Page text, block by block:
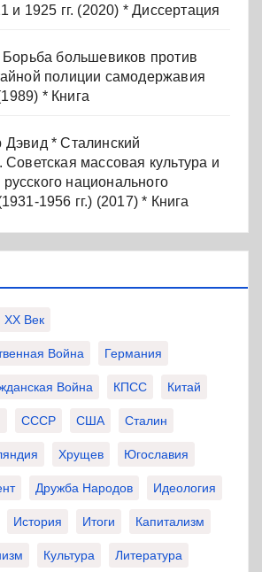
и 1925 гг. (2020) * Диссертация
большевиков против
полиции самодержавия
* Книга
Дэвид * Сталинский
Советская массовая культура и
национального
1956 гг.) (2017) * Книга
XX Век
Война Германия
Война КПСС Китай
СССР США Сталин
Хрущев Югославия
Дружба Народов Идеология
История Итоги Капитализм
Культура Литература